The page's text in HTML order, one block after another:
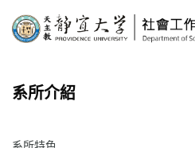
到
主
容
系所介紹